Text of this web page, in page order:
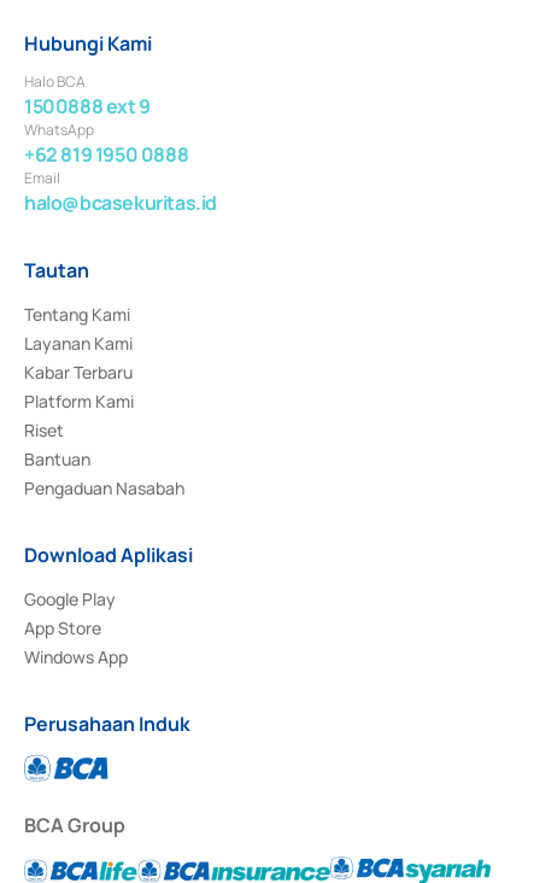
Hubungi Kami
Halo BCA
1500888 ext 9
WhatsApp
+62 819 1950 0888
Email
halo@bcasekuritas.id
Tautan
Tentang Kami
Layanan Kami
Kabar Terbaru
Platform Kami
Riset
Bantuan
Pengaduan Nasabah
Download Aplikasi
Google Play
App Store
Windows App
Perusahaan Induk
BCA Group